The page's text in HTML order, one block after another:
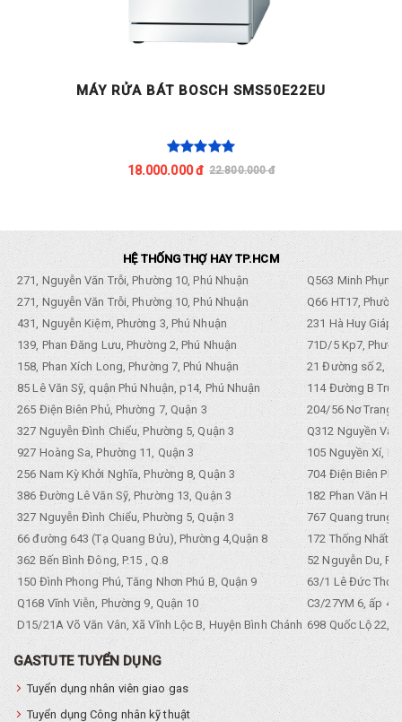
MÁY RỬA BÁT BOSCH SMS50E22EU
18.000.000 đ 22.800.000 đ
HỆ THỐNG THỢ HAY TP.HCM
271, Nguyễn Văn Trỗi, Phường 10, Phú Nhuận
Q563 Minh
271, Nguyễn Văn Trỗi, Phường 10, Phú Nhuận
Q66 HT17,
431, Nguyễn Kiệm, Phường 3, Phú Nhuận
231 Hà Huy Giáp,
139, Phan Đăng Lưu, Phường 2, Phú Nhuận
71D/5 Kp7,
158, Phan Xích Long, Phường 7, Phú Nhuận
21 Đường số 2,
85 Lê Văn Sỹ, quận Phú Nhuận, p14, Phú Nhuận
114 Đường B
265 Điện Biên Phủ, Phường 7, Quận 3
204/56 Nơ Trang
327 Nguyễn Đình Chiểu, Phường 5, Quận 3
Q312 Nguyền
927 Hoàng Sa, Phường 11, Quận 3
105 Nguyền Xí,
256 Nam Kỳ Khởi Nghĩa, Phường 8, Quận 3
704 Điện Biên
386 Đường Lê Văn Sỹ, Phường 13, Quận 3
182 Phan Văn
327 Nguyễn Đình Chiểu, Phường 5, Quận 3
767 Quang trung,
66 đường 643 (Tạ Quang Bửu), Phường 4,Quận 8
172 Thống Nhất.
362 Bến Bình Đông, P.15 , Q.8
52 Nguyễn Du,
150 Đình Phong Phú, Tăng Nhơn Phú B, Quận 9
63/1 Lê Đức Thọ,
Q168 Vĩnh Viễn, Phường 9, Quận 10
C3/27YM 6, ấp 4,
D15/21A Võ Văn Vân, Xã Vĩnh Lộc B, Huyện Bình Chánh 698 Quốc Lộ 22,
GASTUTE TUYỂN DỤNG
Tuyển dụng nhân viên giao gas
Tuyển dụng Công nhân kỹ thuật